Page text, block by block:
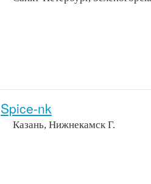
Spice-nk
Казань, Нижнекамск Г.